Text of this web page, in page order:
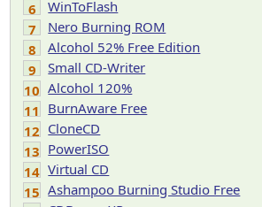
6
WinToFlash
7
Nero Burning ROM
8
Alcohol 52% Free Edition
9
Small CD-Writer
10 Alcohol 120%
11 BurnAware Free
12 CloneCD
13 PowerISO
14 Virtual CD
15 Ashampoo Burning Studio Free